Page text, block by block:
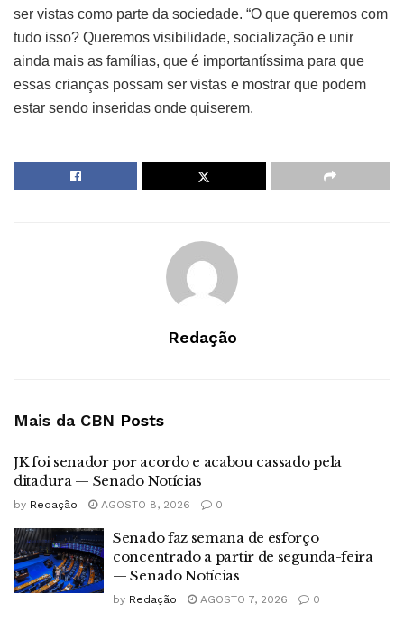
ser vistas como parte da sociedade. “O que queremos com
tudo isso? Queremos visibilidade, socialização e unir
ainda mais as famílias, que é importantíssima para que
essas crianças possam ser vistas e mostrar que podem
estar sendo inseridas onde quiserem.
Redação
Mais da CBN Posts
JK foi senador por acordo e acabou cassado pela
ditadura — Senado Notícias
by Redação AGOSTO 8, 2026 0
Senado faz semana de esforço
concentrado a partir de segunda-feira
— Senado Notícias
by Redação AGOSTO 7, 2026 0